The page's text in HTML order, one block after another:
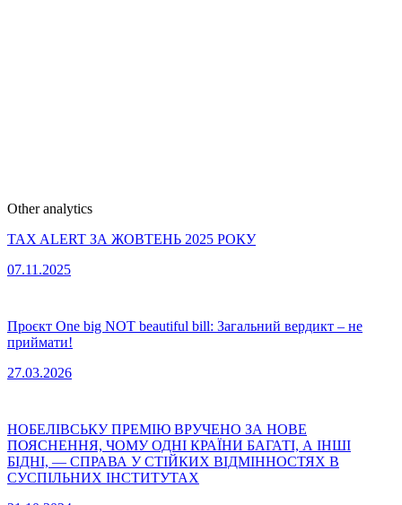
Other analytics
TAX ALERT ЗА ЖОВТЕНЬ 2025 РОКУ
07.11.2025
Проєкт One big NOT beautiful bill: Загальний вердикт – не
приймати!
27.03.2026
НОБЕЛІВСЬКУ ПРЕМІЮ ВРУЧЕНО ЗА НОВЕ
ПОЯСНЕННЯ, ЧОМУ ОДНІ КРАЇНИ БАГАТІ, А ІНШІ
БІДНІ, — СПРАВА У СТІЙКИХ ВІДМІННОСТЯХ В
СУСПІЛЬНИХ ІНСТИТУТАХ